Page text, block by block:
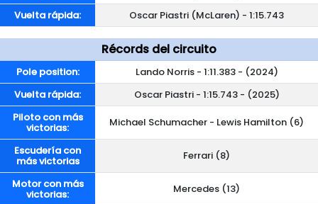
Vuelta rápida:
Oscar Piastri (McLaren) - 1:15.743
Récords del circuito
Pole position:
Lando Norris - 1:11.383 - (2024)
Vuelta rápida:
Oscar Piastri - 1:15.743 - (2025)
Piloto con más
victorias: Michael Schumacher - Lewis Hamilton (6)
Escudería con
más victorias Ferrari (8)
Motor con más
victorias: Mercedes (13)